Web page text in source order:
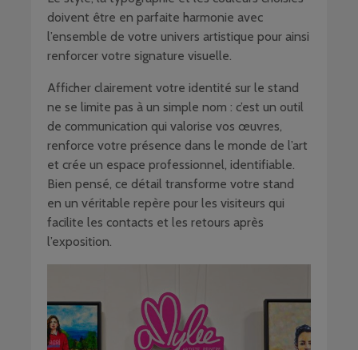
doivent être en parfaite harmonie avec
l’ensemble de votre univers artistique pour ainsi
renforcer votre signature visuelle.
Afficher clairement votre identité sur le stand
ne se limite pas à un simple nom : c’est un outil
de communication qui valorise vos œuvres,
renforce votre présence dans le monde de l’art
et crée un espace professionnel, identifiable.
Bien pensé, ce détail transforme votre stand
en un véritable repère pour les visiteurs qui
facilite les contacts et les retours après
l’exposition.